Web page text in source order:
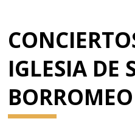
IGLESIA DE